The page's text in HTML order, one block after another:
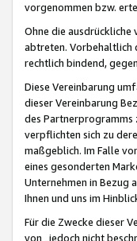
vorgenommen bzw.
Ohne die
abtreten. Vorbehaltlich
rechtlich bindend,
Diese Vereinbarung
dieser Vereinbarung
des
verpflichten sich zu
maßgeblich. Im Falle
eines gesonderten
Unternehmen in Bezug
Ihnen und uns im
Für die Zwecke dieser
von „jedoch nicht